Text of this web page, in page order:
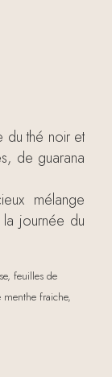
du thé noir et
de guarana
mélange
journée du
feuilles de
fraiche,